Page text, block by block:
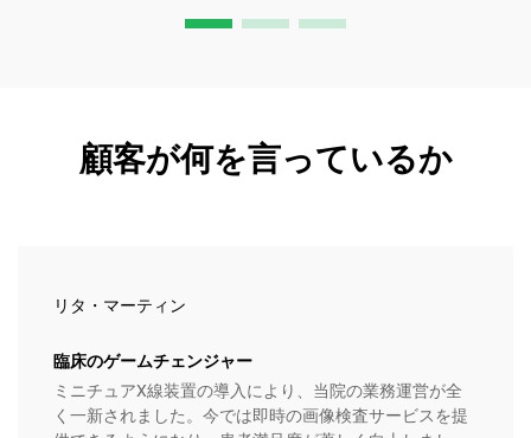
顧客が何を言っているか
リタ・マーティン
臨床のゲームチェンジャー
ミニチュアX線装置の導入により、当院の業務運営が全
く一新されました。今では即時の画像検査サービスを提